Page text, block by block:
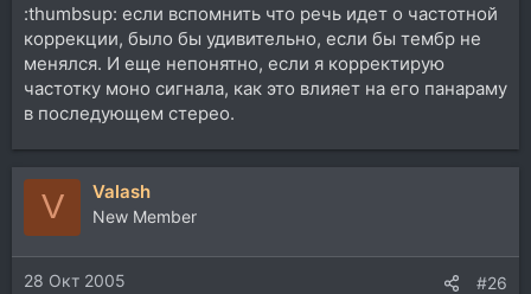
:thumbsup: если вспомнить что речь идет о частотной
коррекции, было бы удивительно, если бы тембр не
менялся. И еще непонятно, если я корректирую
частотку моно сигнала, как это влияет на его панараму
в последующем стерео.
V Valash
New Member
28 Окт 2005 #26